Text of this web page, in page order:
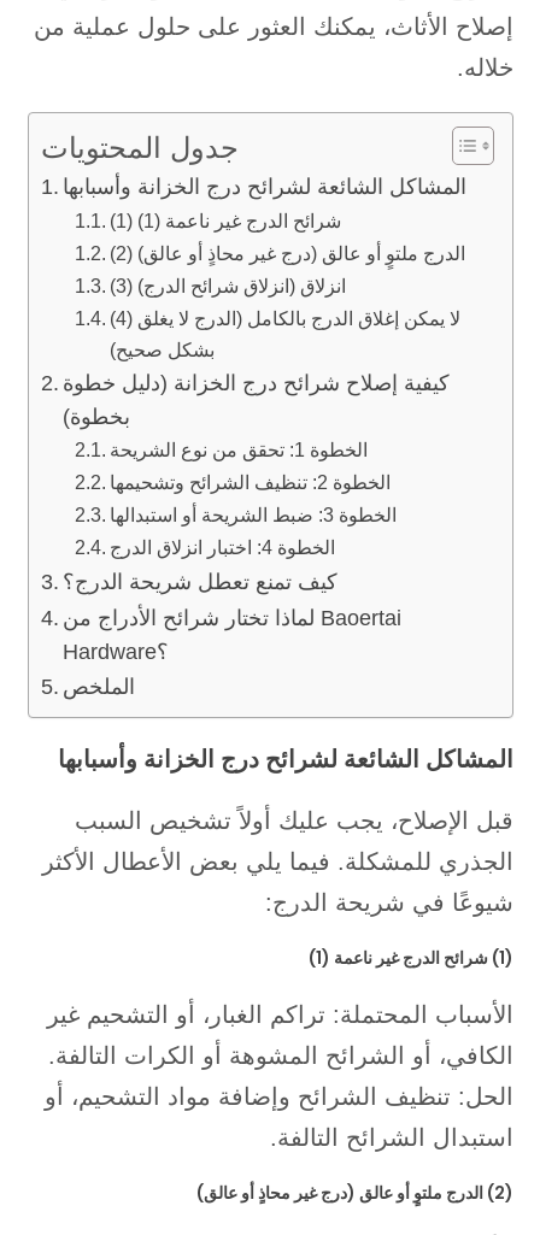
إصلاح الأثاث، يمكنك العثور على حلول عملية من
خلاله.
جدول المحتويات
المشاكل الشائعة لشرائح درج الخزانة وأسبابها
(1) شرائح الدرج غير ناعمة (1)
(2) الدرج ملتوٍ أو عالق (درج غير محاذٍ أو عالق)
(3) انزلاق (انزلاق شرائح الدرج)
(4) لا يمكن إغلاق الدرج بالكامل (الدرج لا يغلق
بشكل صحيح)
كيفية إصلاح شرائح درج الخزانة (دليل خطوة
بخطوة)
الخطوة 1: تحقق من نوع الشريحة
الخطوة 2: تنظيف الشرائح وتشحيمها
الخطوة 3: ضبط الشريحة أو استبدالها
الخطوة 4: اختبار انزلاق الدرج
كيف تمنع تعطل شريحة الدرج؟
لماذا تختار شرائح الأدراج من Baoertai
Hardware؟
الملخص
المشاكل الشائعة لشرائح درج الخزانة وأسبابها
قبل الإصلاح، يجب عليك أولاً تشخيص السبب
الجذري للمشكلة. فيما يلي بعض الأعطال الأكثر
شيوعًا في شريحة الدرج:
(1) شرائح الدرج غير ناعمة (1)
الأسباب المحتملة: تراكم الغبار، أو التشحيم غير
الكافي، أو الشرائح المشوهة أو الكرات التالفة.
الحل: تنظيف الشرائح وإضافة مواد التشحيم، أو
استبدال الشرائح التالفة.
(2) الدرج ملتوٍ أو عالق (درج غير محاذٍ أو عالق)